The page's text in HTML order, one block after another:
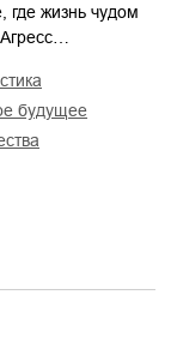
где жизнь чудом
будущее